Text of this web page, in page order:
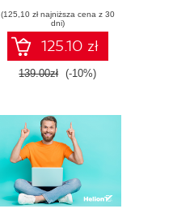
(125,10 zł najniższa cena z 30
dni)
125.10 zł
139.00zł (-10%)